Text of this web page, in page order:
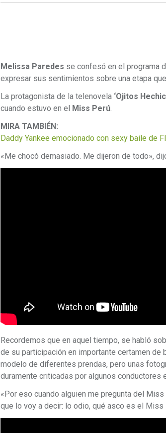
Melissa Paredes se confesó en el programa
expresar sus sentimientos sobre una etapa
La protagonista de la telenovela ‘Ojitos
cuando estuvo en el Miss Perú.
MIRA TAMBIÉN:
Daddy Yankee emocionado con sexy baile de
«Me chocó demasiado. Me dijeron de todo»,
Recordemos que en aquel tiempo, se habló
de su participación en importante certamen de
modelo de diferentes prendas, pero unas
duramente criticadas por algunos conductores
«Por eso cuando alguien me pregunta del
que lo voy a decir: lo odio, qué asco es el Miss